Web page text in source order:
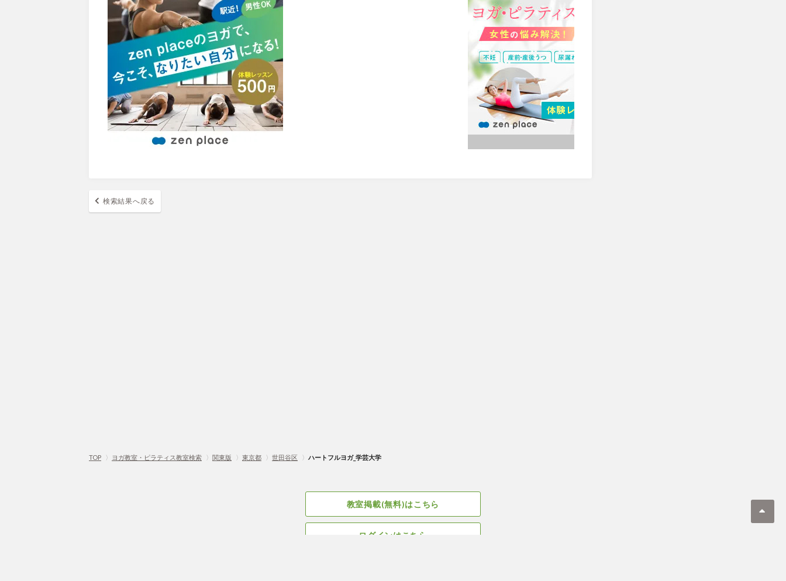
検索結果へ戻る
TOP 〉 ヨガ教室・ピラティス教室検索 〉 関東版 〉 東京都 〉 世田谷区 〉 ハートフルヨガ_学芸大学
教室掲載(無料)はこちら
ログインはこちら